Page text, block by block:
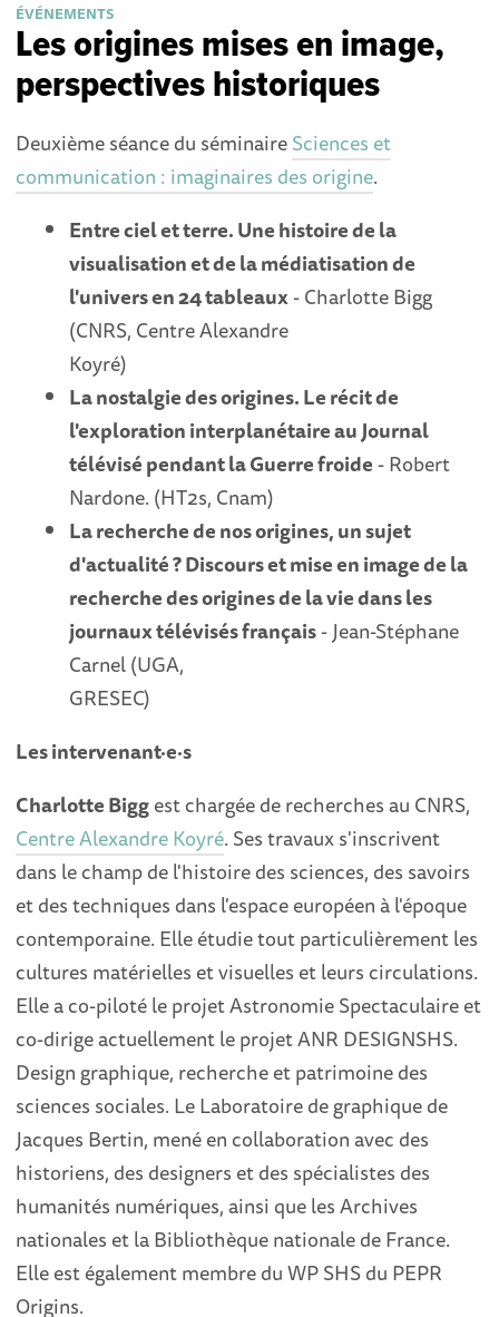
ÉVÉNEMENTS
Les origines mises en image,
perspectives historiques
Deuxième séance du séminaireSciences et
communication : imaginaires des origine.
Entre ciel et terre. Une histoire de la
visualisation et de la médiatisation de
l'univers en 24 tableaux- Charlotte Bigg
(CNRS, Centre Alexandre
Koyré)
La nostalgie des origines. Le récit de
l'exploration interplanétaire au Journal
télévisé pendant la Guerre froide- Robert
Nardone. (HT2s, Cnam)
La recherche de nos origines, un sujet
d'actualité ? Discours et mise en image de la
recherche des origines de la vie dans les
journaux télévisés français- Jean-Stéphane
Carnel (UGA,
GRESEC)
Les intervenant·e·s
Charlotte Biggest chargée de recherches au CNRS,
Centre Alexandre Koyré. Ses travaux s'inscrivent
dans le champ de l'histoire des sciences, des savoirs
et des techniques dans l'espace européen à l'époque
contemporaine. Elle étudie tout particulièrement les
cultures matérielles et visuelles et leurs circulations.
Elle a co-piloté le projet Astronomie Spectaculaire et
co-dirige actuellement le projet ANR DESIGNSHS.
Design graphique, recherche et patrimoine des
sciences sociales. Le Laboratoire de graphique de
Jacques Bertin, mené en collaboration avec des
historiens, des designers et des spécialistes des
humanités numériques, ainsi que les Archives
nationales et la Bibliothèque nationale de France.
Elle est également membre du WP SHS du PEPR
Origins.